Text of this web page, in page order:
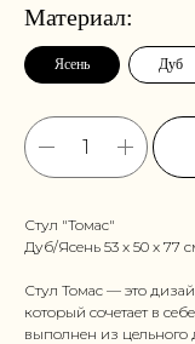
Материал:
Ясень Дуб
Стул "Томас"
Дуб/Ясень 53 x 50 x 77
Стул Томас — это
который сочетает в
выполнен из цельного